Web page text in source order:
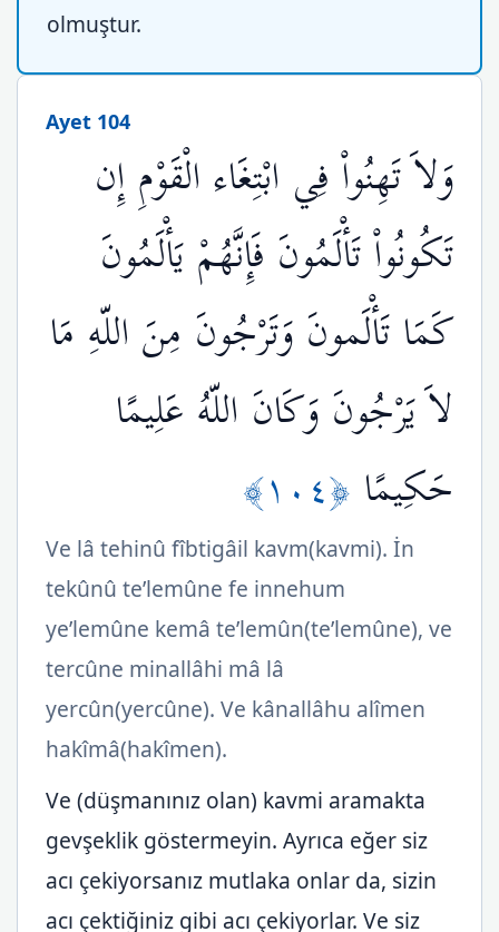
olmuştur.
Ayet 104
وَلاَ تَهِنُواْ فِي ابْتِغَاء الْقَوْمِ إِن
تَكُونُواْ تَأْلَمُونَ فَإِنَّهُمْ يَأْلَمُونَ
كَمَا تَأْلَمونَ وَتَرْجُونَ مِنَ اللّهِ مَا
لاَ يَرْجُونَ وَكَانَ اللّهُ عَلِيمًا
حَكِيمًا ﴿١٠٤﴾
Ve lâ tehinû fîbtigâil kavm(kavmi). İn
tekûnû te’lemûne fe innehum
ye’lemûne kemâ te’lemûn(te’lemûne), ve
tercûne minallâhi mâ lâ
yercûn(yercûne). Ve kânallâhu alîmen
hakîmâ(hakîmen).
Ve (düşmanınız olan) kavmi aramakta
gevşeklik göstermeyin. Ayrıca eğer siz
acı çekiyorsanız mutlaka onlar da, sizin
acı çektiğiniz gibi acı çekiyorlar. Ve siz